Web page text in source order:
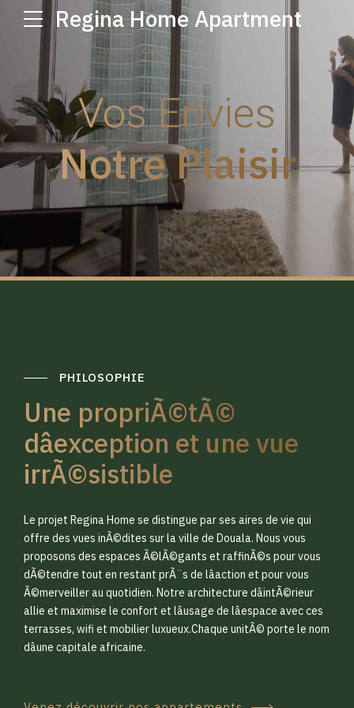
Regina Home Apartment
Vos Envies
Notre Plaisir
PHILOSOPHIE
Une propriÃ©tÃ©
dâexception et une vue
irrÃ©sistible
Le projet Regina Home se distingue par ses aires de vie qui
offre des vues inÃ©dites sur la ville de Douala. Nous vous
proposons des espaces Ã©lÃ©gants et raffinÃ©s pour vous
dÃ©tendre tout en restant prÃ¨s de lâaction et pour vous
Ã©merveiller au quotidien. Notre architecture dâintÃ©rieur
allie et maximise le confort et lâusage de lâespace avec ces
terrasses, wifi et mobilier luxueux.Chaque unitÃ© porte le nom
dâune capitale africaine.
0
1
2
3
0
1
2
3